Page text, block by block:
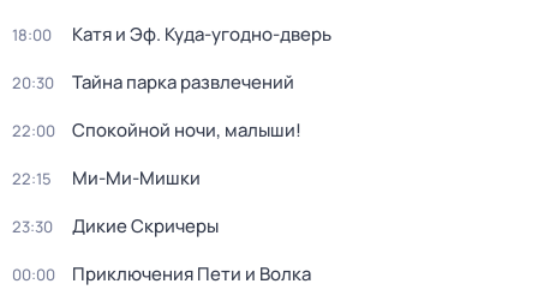
18:00 Катя и Эф. Куда-угодно-дверь
20:30 Тайна парка развлечений
22:00 Спокойной ночи, малыши!
22:15 Ми-Ми-Мишки
23:30 Дикие Скричеры
00:00 Приключения Пети и Волка